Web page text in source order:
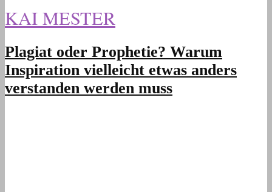
KAI MESTER
Plagiat oder Prophetie? Warum
Inspiration vielleicht etwas anders
verstanden werden muss